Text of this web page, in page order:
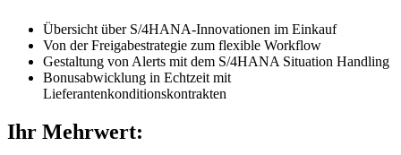
Übersicht über S/4HANA-Innovationen im Einkauf
Von der Freigabestrategie zum flexible Workflow
Gestaltung von Alerts mit dem S/4HANA Situation Handling
Bonusabwicklung in Echtzeit mit
Lieferantenkonditionskontrakten
Ihr Mehrwert: